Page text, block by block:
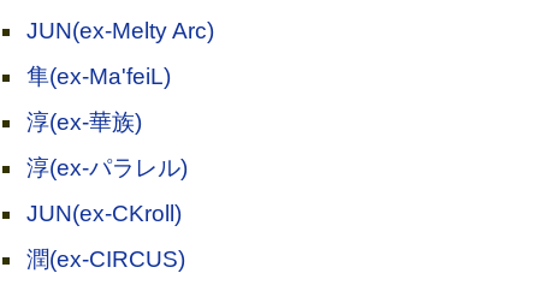
JUN(ex-Melty Arc)
隼(ex-Ma'feiL)
淳(ex-華族)
淳(ex-パラレル)
JUN(ex-CKroll)
潤(ex-CIRCUS)